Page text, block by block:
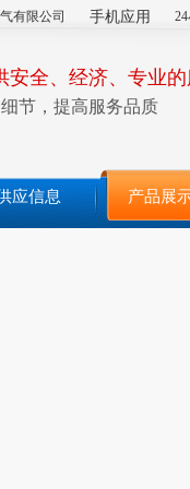
有限公司 手机应用
安全、经济、专业
节，提高服务品质
应信息 产品展